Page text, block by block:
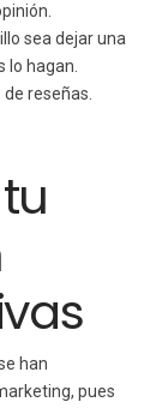
sea dejar una
lo hagan.
reseñas.
han
pues